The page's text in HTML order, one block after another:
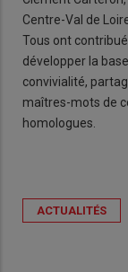
Centre-Val de
Tous ont
développer la
convivialité,
maîtres-mots de
homologues.
ACTUALITÉS